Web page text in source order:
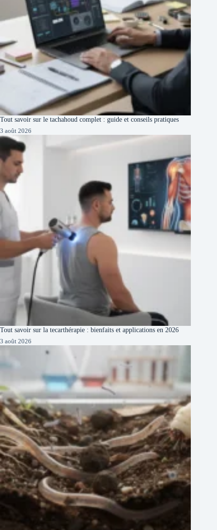
Tout savoir sur le tachahoud complet : guide et conseils pratiques
3 août 2026
Tout savoir sur la tecarthérapie : bienfaits et applications en 2026
3 août 2026